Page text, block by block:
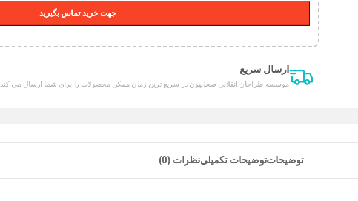
جهت خرید تماس بگیرید
ارسال سریع
موسسه طراحان انقلابی صحابیون در سریع ترین زمان ممکن محصولات را برای شما ارسال می کند
توضیحاتتوضیحات تکمیلینظرات (0)